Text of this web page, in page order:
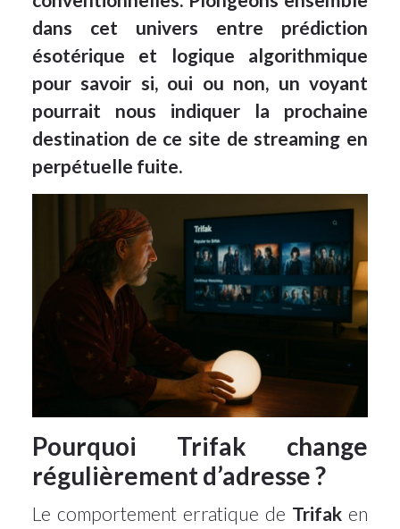
dans cet univers entre prédiction
ésotérique et logique algorithmique
pour savoir si, oui ou non, un voyant
pourrait nous indiquer la prochaine
destination de ce site de streaming en
perpétuelle fuite.
Pourquoi Trifak change
régulièrement d’adresse ?
Le comportement erratique de Trifak en